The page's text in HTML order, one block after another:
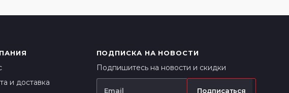
и доставка
ПОДПИСКА НА НОВОСТИ
Подпишитесь на новости и скидки
Подписаться